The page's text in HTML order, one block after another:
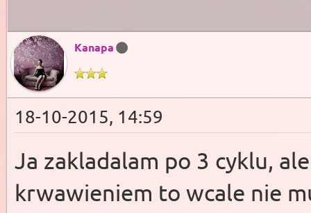
Kanapa
18-10-2015, 14:59
Ja zakladalam po 3 cyklu,
krwawieniem to wcale nie